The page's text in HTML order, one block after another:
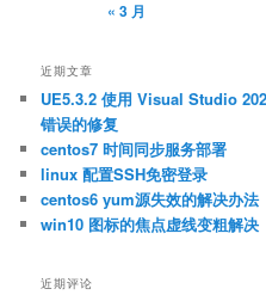
« 3 月
近期文章
UE5.3.2 使用 Visual Studio
错误的修复
centos7 时间同步服务部署
linux 配置SSH免密登录
centos6 yum源失效的解决办法
win10 图标的焦点虚线变粗解决
近期评论